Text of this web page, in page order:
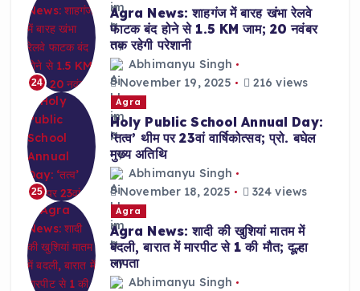
24
Agra News: शाहगंज में बारह खंभा रेलवे
फाटक बंद होने से 1.5 KM जाम; 20 नवंबर
तक रहेगी परेशानी
Abhimanyu Singh
November 19, 2025
216 views
25
Agra
Holy Public School Annual Day:
‘तत्व’ थीम पर 23वां वार्षिकोत्सव; प्रो. बघेल
मुख्य अतिथि
Abhimanyu Singh
November 18, 2025
324 views
Agra
Agra News: शादी की खुशियां मातम में
बदली, बारात में मारपीट से 1 की मौत; दूल्हा
लापता
Abhimanyu Singh